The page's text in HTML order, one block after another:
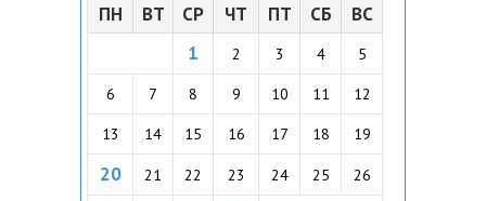
ПН ВТ СР ЧТ ПТ СБ
ВС
1
2 3 4 5
6 7 8 9 10 11 12
13 14 15 16 17 18 19
20 21 22 23 24 25 26